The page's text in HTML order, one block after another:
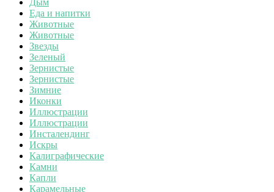
Еда и напитки
Животные
Животные
Звезды
Зеленый
Зернистые
Зернистые
Зимние
Иконки
Иллюстрации
Иллюстрации
Инсталендинг
Искры
Калиграфические
Камни
Капли
Карамельные